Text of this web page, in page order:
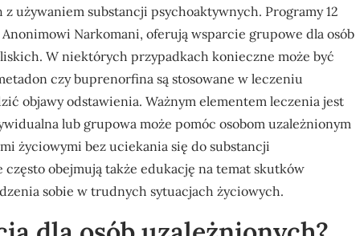
używaniem substancji psychoaktywnych. Programy 12
Narkomani, oferują wsparcie grupowe dla osób
W niektórych przypadkach konieczne może być
czy buprenorfina są stosowane w leczeniu
objawy odstawienia. Ważnym elementem leczenia jest
lub grupowa może pomóc osobom uzależnionym
życiowymi bez uciekania się do substancji
obejmują także edukację na temat skutków
sobie w trudnych sytuacjach życiowych.